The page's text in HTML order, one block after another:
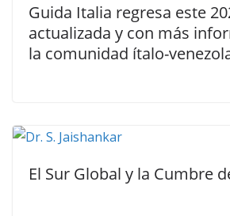
Guida Italia regresa este
actualizada y con más
la comunidad ítalo-
El Sur Global y la Cumbre